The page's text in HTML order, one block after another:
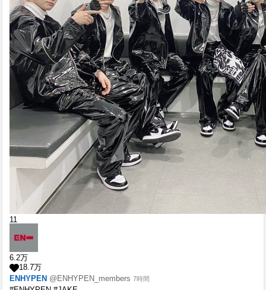
11
6.2万
18.7万
ENHYPEN @ENHYPEN_members 7時間